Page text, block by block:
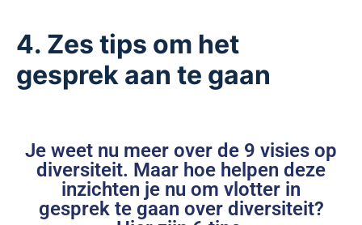
4. Zes tips om het
gesprek aan te gaan
Je weet nu meer over de 9 visies op
diversiteit. Maar hoe helpen deze
inzichten je nu om vlotter in
gesprek te gaan over diversiteit?